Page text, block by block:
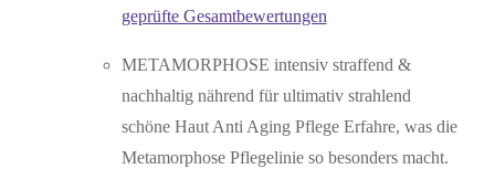
geprüfte Gesamtbewertungen
METAMORPHOSE intensiv straffend &
nachhaltig nährend für ultimativ strahlend
schöne Haut Anti Aging Pflege Erfahre, was die
Metamorphose Pflegelinie so besonders macht.